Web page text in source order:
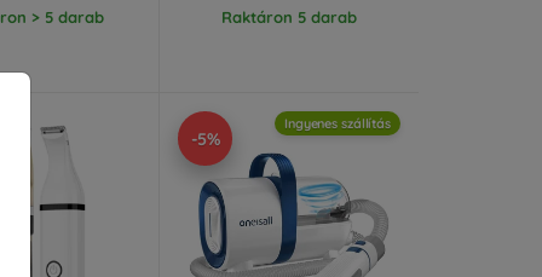
> 5 darab Raktáron 5 darab
-5%
Ingyenes szállítás